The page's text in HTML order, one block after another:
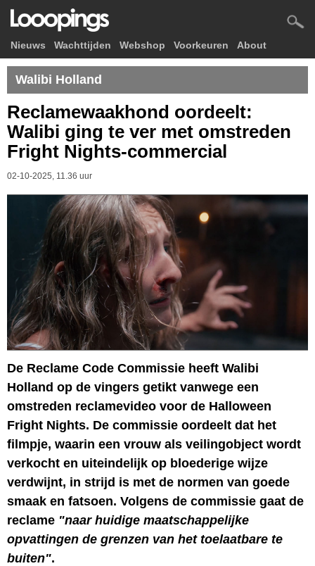
Nieuws Wachttijden Webshop Voorkeuren About
Walibi Holland
Reclamewaakhond oordeelt:
Walibi ging te ver met omstreden
Fright Nights-commercial
02-10-2025, 11.36 uur
De Reclame Code Commissie heeft Walibi
Holland op de vingers getikt vanwege een
omstreden reclamevideo voor de Halloween
Fright Nights. De commissie oordeelt dat het
filmpje, waarin een vrouw als veilingobject wordt
verkocht en uiteindelijk op bloederige wijze
verdwijnt, in strijd is met de normen van goede
smaak en fatsoen. Volgens de commissie gaat de
reclame "naar huidige maatschappelijke
opvattingen de grenzen van het toelaatbare te
buiten".